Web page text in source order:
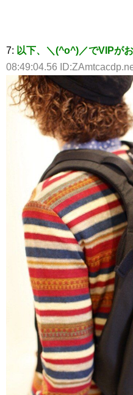
7: 以下、＼(^o^)／でVIPが
08:49:04.56